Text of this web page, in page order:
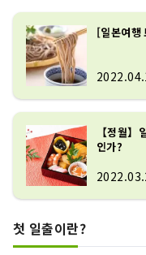
[일본여행
【정월】
인가?
첫 일출이란?